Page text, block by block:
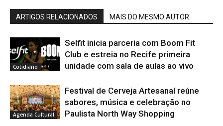
ARTIGOS RELACIONADOS MAIS DO MESMO AUTOR
Cotidiano
Selfit inicia parceria com Boom Fit
Club e estreia no Recife primeira
unidade com sala de aulas ao vivo
Agenda Cultural
Festival de Cerveja Artesanal reúne
sabores, música e celebração no
Paulista North Way Shopping